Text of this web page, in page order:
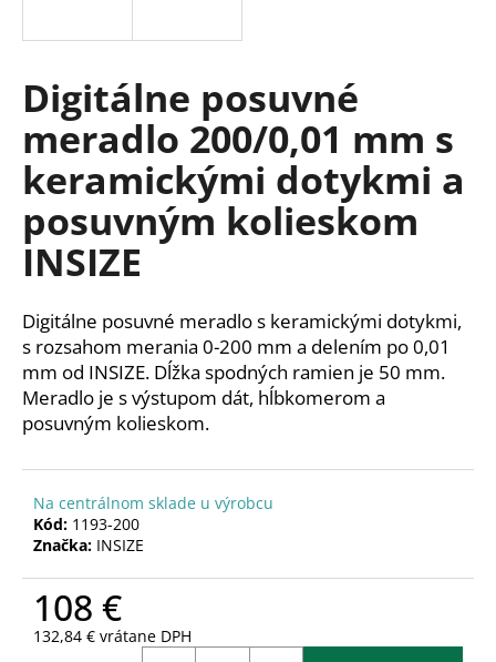
Digitálne posuvné
meradlo 200/0,01 mm s
keramickými dotykmi a
posuvným kolieskom
INSIZE
Digitálne posuvné meradlo s keramickými dotykmi,
s rozsahom merania 0-200 mm a delením po 0,01
mm od INSIZE. Dĺžka spodných ramien je 50 mm.
Meradlo je s výstupom dát, hĺbkomerom a
posuvným kolieskom.
Na centrálnom sklade u výrobcu
Kód: 1193-200
Značka: INSIZE
108 €
132,84 € vrátane DPH
s
ť
?
O
d
p
o
ú
a
m
e